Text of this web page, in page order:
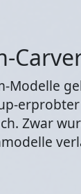
Modelle
Zwar